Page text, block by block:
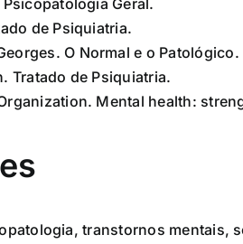
de Psiquiatria.
O Normal e o Patológico.
Tratado de Psiquiatria.
Mental health:
transtornos mentais,